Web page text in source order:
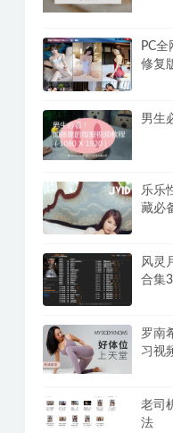
PC
修复
男生
乐乐
藏必
风灵
合集
罗南
习视
老司
法